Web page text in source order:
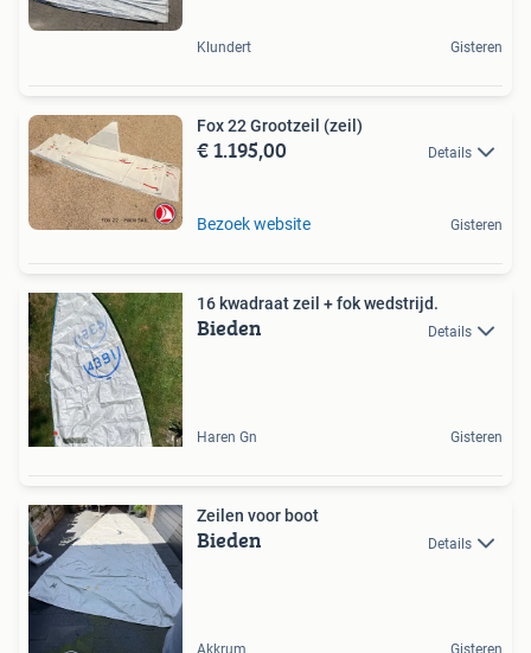
Klundert Gisteren
Fox 22 Grootzeil (zeil)
€ 1.195,00 Details
Bezoek website Gisteren
16 kwadraat zeil + fok wedstrijd.
Bieden Details
Haren Gn Gisteren
Zeilen voor boot
Bieden Details